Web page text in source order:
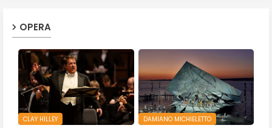
OPERA
CLAY HILLEY DAMIANO MICHIELETTO